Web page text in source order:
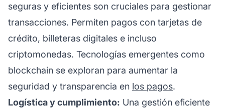
seguras y eficientes son cruciales para gestionar
transacciones. Permiten pagos con tarjetas de
crédito, billeteras digitales e incluso
criptomonedas. Tecnologías emergentes como
blockchain se exploran para aumentar la
seguridad y transparencia en los pagos.
Logística y cumplimiento: Una gestión eficiente